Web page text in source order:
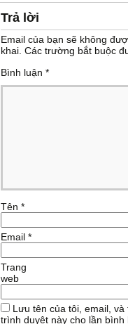
Trả lời
Email của bạn sẽ không
khai. Các trường bắt buộc
Bình luận *
Tên *
Email *
Trang
web
Lưu tên của tôi, email, và
trình duyệt này cho lần bình